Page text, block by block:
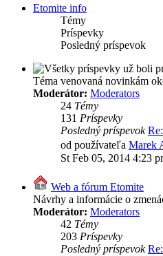
Etomite info
Témy
Príspevky
Posledný príspevok
Téma venovaná novinkám
Moderátor: Moderators
24 Témy
131 Príspevky
Posledný príspevok
od používateľa Marek
St Feb 05, 2014 4:23
Web a fórum Etomite
Návrhy a informácie o
Moderátor: Moderators
42 Témy
203 Príspevky
Posledný príspevok